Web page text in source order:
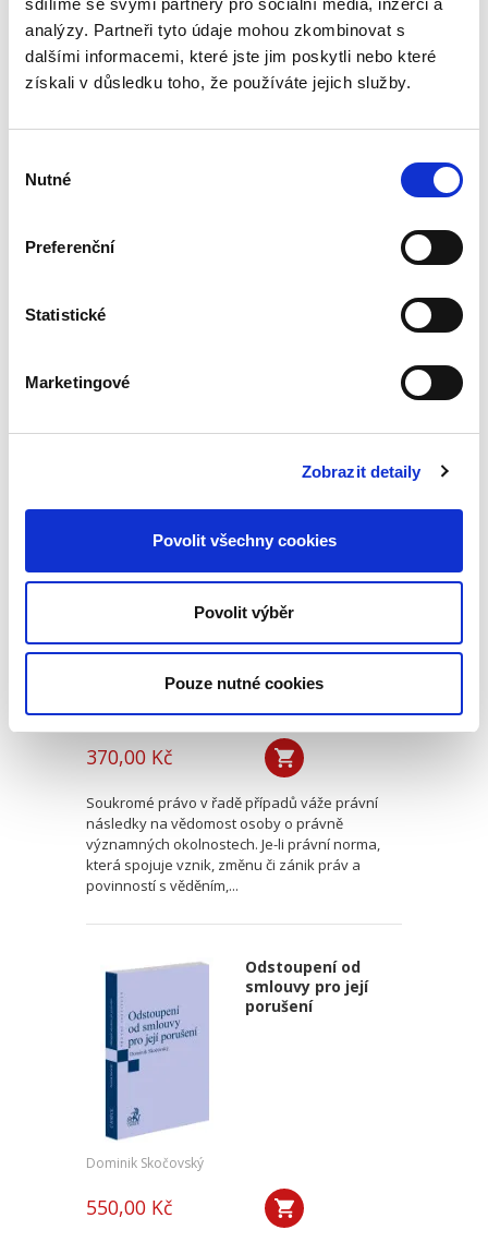
sdílíme se svými partnery pro sociální média, inzerci a
analýzy. Partneři tyto údaje mohou zkombinovat s
dalšími informacemi, které jste jim poskytli nebo které
získali v důsledku toho, že používáte jejich služby.
souhlasu
Nutné
Preferenční
Statistické
Marketingové
Zobrazit detaily
Povolit všechny cookies
Povolit výběr
Pouze nutné cookies
Deset let účinnosti
občanského
350,00 Kč
konferenci k deseti letům účinnosti
občanského zákoníku konané v lednu 2024 na
spoluautory jsou soudci...
Přičitatelnost
vědění o právně
významných
okolnostech
osobám
Luboš Brim
370,00 Kč
Soukromé právo v řadě případů váže právní
následky na vědomost osoby o právně
významných okolnostech. Je-li právní norma,
která spojuje vznik, změnu či zánik práv a
povinností s věděním,...
Odstoupení od
smlouvy pro její
porušení
Dominik Skočovský
550,00 Kč